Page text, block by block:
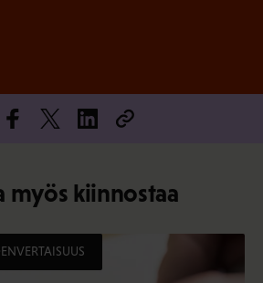
myös kiinnostaa